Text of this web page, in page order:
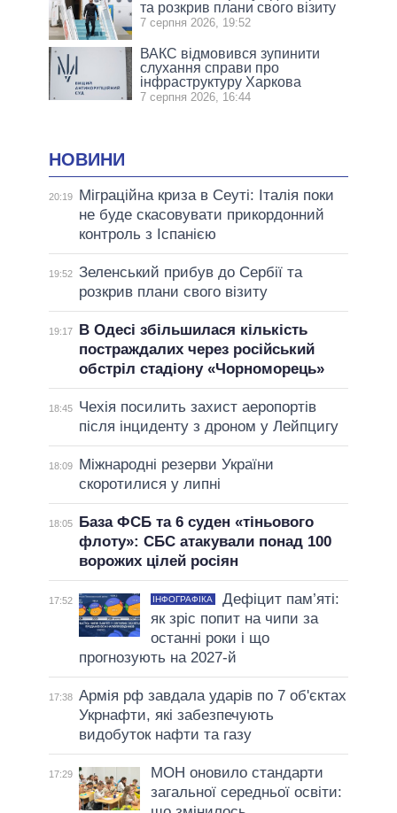
та розкрив плани свого візиту
7 серпня 2026, 19:52
ВАКС відмовився зупинити
слухання справи про
інфраструктуру Харкова
7 серпня 2026, 16:44
НОВИНИ
20:19
Міграційна криза в Сеуті: Італія поки
не буде скасовувати прикордонний
контроль з Іспанією
19:52 Зеленський прибув до Сербії та
розкрив плани свого візиту
19:17
В Одесі збільшилася кількість
постраждалих через російський
обстріл стадіону «Чорноморець»
18:45
Чехія посилить захист аеропортів
після інциденту з дроном у Лейпцигу
18:09
Міжнародні резерви України
скоротилися у липні
18:05
База ФСБ та 6 суден «тіньового
флоту»: СБС атакували понад 100
ворожих цілей росіян
17:52 ІНФОГРАФІКА
Дефіцит пам’яті:
як зріс попит на чипи за
останні роки і що
прогнозують на 2027-й
17:38 Армія рф завдала ударів по 7 об'єктах
Укрнафти, які забезпечують
видобуток нафти та газу
17:29
МОН оновило стандарти
загальної середньої освіти: